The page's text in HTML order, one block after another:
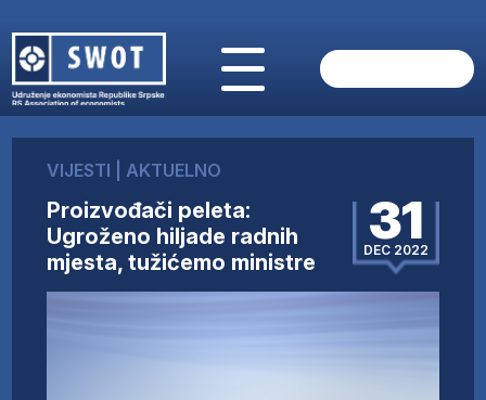
O NAMA
AKTUELNO
ANALIZE
KOMPANIJE
FINANSIJE
VIJESTI AKTUELNO
Proizvođači peleta:
Ugroženo hiljade radnih
mjesta, tužićemo ministre
31
DEC 2022